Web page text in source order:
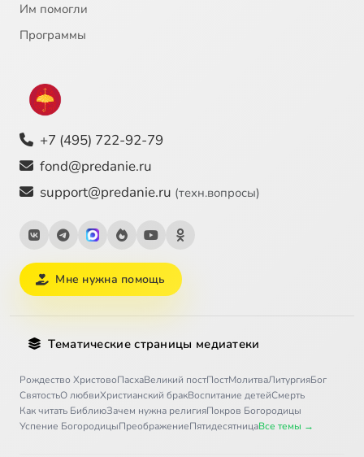
Им помогли
Программы
+7 (495) 722-92-79
fond@predanie.ru
support@predanie.ru (техн.вопросы)
Мне нужна помощь
Тематические страницы медиатеки
Рождество ХристовоПасхаВеликий постПостМолитваЛитургияБог
СвятостьО любвиХристианский бракВоспитание детейСмерть
Как читать БиблиюЗачем нужна религияПокров Богородицы
Успение БогородицыПреображениеПятидесятницаВсе темы →